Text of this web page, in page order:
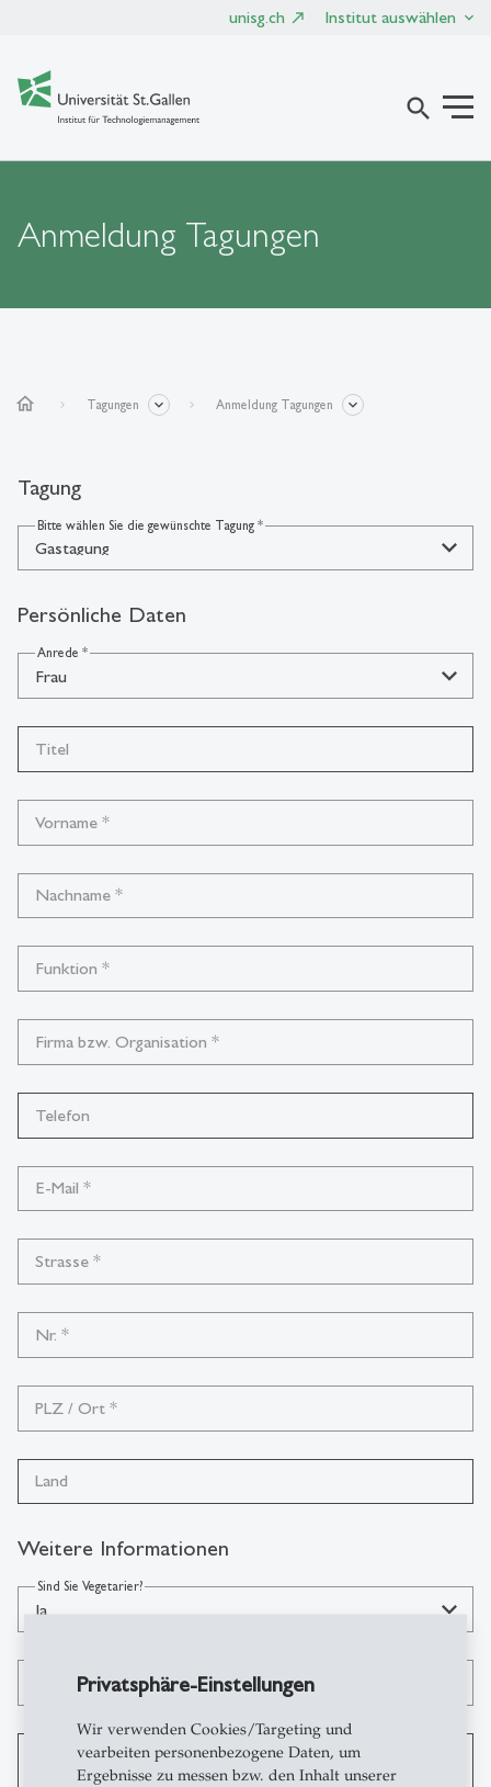
Privatsphäre-Einstellungen
Wir verwenden Cookies/Targeting und
vearbeiten personenbezogene Daten, um
Ergebnisse zu messen bzw. den Inhalt unserer
unisg.ch Institut auswählen
search
Anmeldung Tagungen
home Tagungen Anmeldung Tagungen
Tagung
Gastagung
Bitte wählen Sie die gewünschte Tagung *
Persönliche Daten
Frau
Anrede *
Titel
Vorname *
Nachname *
Funktion *
Firma bzw. Organisation *
Telefon
E-Mail *
Strasse *
Nr. *
PLZ / Ort *
Land
Weitere Informationen
Ja
Sind Sie Vegetarier?
Flyer per Beilage
Falls Sie eine separate Rechnungsadresse wünschen,
erfassen Sie diese bitte hier: